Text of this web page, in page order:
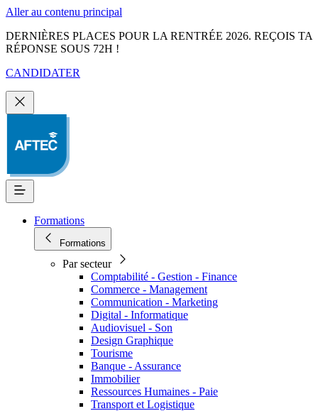
Aller au contenu principal
DERNIÈRES PLACES POUR LA RENTRÉE 2026. REÇOIS TA
RÉPONSE SOUS 72H !
CANDIDATER
Formations
Formations
Par secteur
Comptabilité - Gestion - Finance
Commerce - Management
Communication - Marketing
Digital - Informatique
Audiovisuel - Son
Design Graphique
Tourisme
Banque - Assurance
Immobilier
Ressources Humaines - Paie
Transport et Logistique